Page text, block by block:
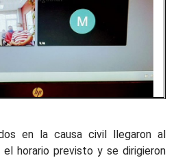
en la causa civil llegaron al
horario previsto y se dirigieron